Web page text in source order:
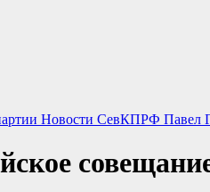
Новости СевКПРФ Павел